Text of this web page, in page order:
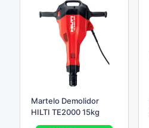
Martelo Demolidor
HILTI TE2000 15kg